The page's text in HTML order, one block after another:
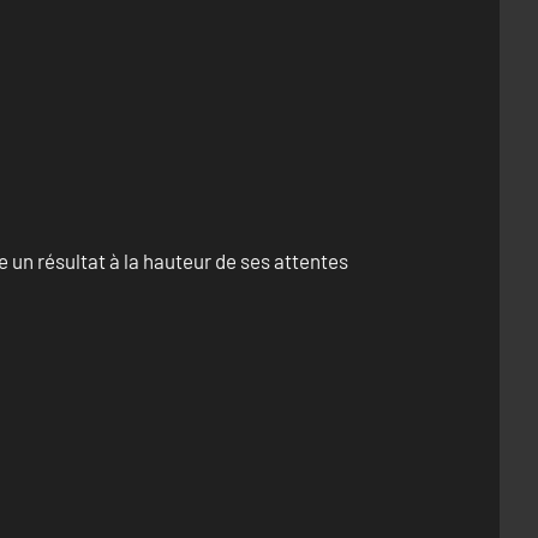
résultat à la hauteur de ses attentes